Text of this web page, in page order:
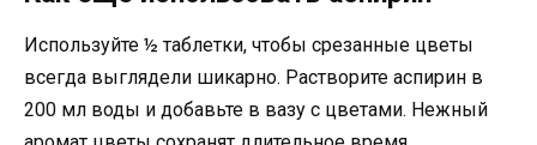
Используйте ½ таблетки, чтобы срезанные цветы
всегда выглядели шикарно. Растворите аспирин в
200 мл воды и добавьте в вазу с цветами. Нежный